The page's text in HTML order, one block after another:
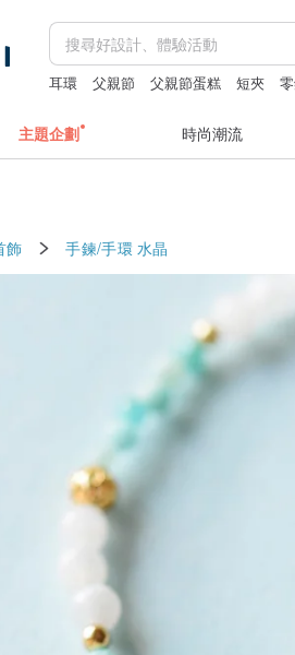
耳環 父親節 父親節蛋糕 短夾
主題企劃 時尚潮流
飾 手鍊/手環 水晶